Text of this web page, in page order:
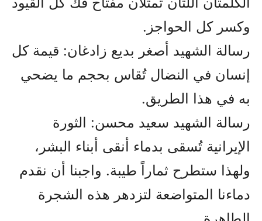
وكسر كل الحواجز.
رسالة الشهيد أصغر بديع زادغان: قيمة كل
إنسان في النضال تُقاس بحجم ما يضحي
به في هذا الطريق.
رسالة الشهيد سعيد محسن: الثورة
الإيرانية تُسقى بدماء أنقى أبناء البشر،
ولهذا ستطرح ثماراً طيبة. واجبنا أن نقدم
دماءنا المتواضعة لتزدهر هذه الشجرة